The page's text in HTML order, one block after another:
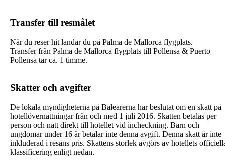
Transfer till resmålet
När du reser hit landar du på Palma de Mallorca flygplats.
Transfer från Palma de Mallorca flygplats till Pollensa & Puerto
Pollensa tar ca. 1 timme.
Skatter och avgifter
De lokala myndigheterna på Balearerna har beslutat om en skatt på
hotellövernattningar från och med 1 juli 2016. Skatten betalas per
person och natt direkt till hotellet vid incheckning. Barn och
ungdomar under 16 år betalar inte denna avgift. Denna skatt är inte
inkluderad i resans pris. Skattens storlek avgörs av hotellets
klassificering enligt nedan.